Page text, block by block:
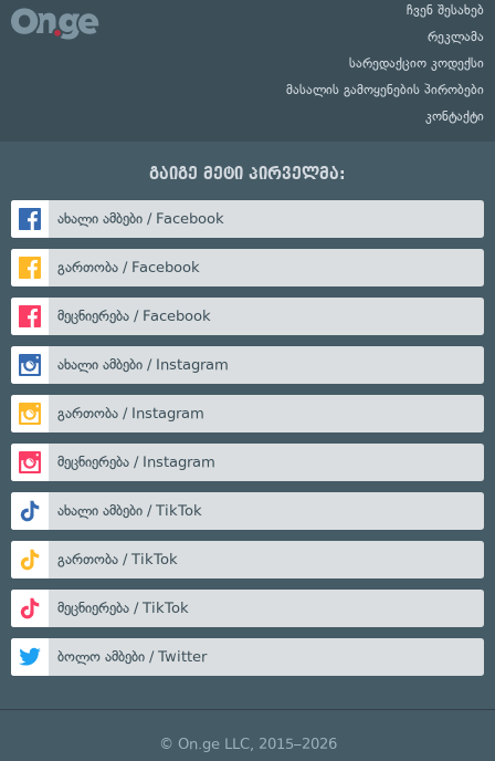
ჩვენ შესახებ
რეკლამა
სარედაქციო კოდექსი
მასალის გამოყენების პირობები
კონტაქტი
გაიგე მეტი პირველმა:
ახალი ამბები / Facebook
გართობა / Facebook
მეცნიერება / Facebook
ახალი ამბები / Instagram
გართობა / Instagram
მეცნიერება / Instagram
ახალი ამბები / TikTok
გართობა / TikTok
მეცნიერება / TikTok
ბოლო ამბები / Twitter
© On.ge LLC, 2015–2026